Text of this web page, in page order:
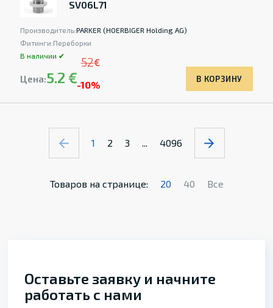
SV06L71
Производитель:PARKER (HOERBIGER Holding AG)
Фитинги:Переборки
В наличии ✔
Цена:5.2 €
52€
-10%
В КОРЗИНУ
1 2 3 ... 4096
Товаров на странице: 20 40 Все
Оставьте заявку и начните
работать с нами